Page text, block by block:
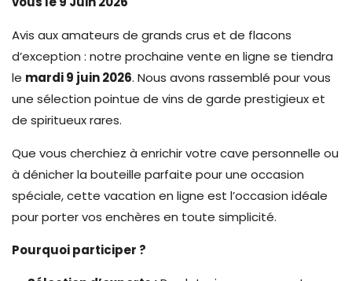
Avis aux amateurs de grands crus et de flacons
d’exception : notre prochaine vente en ligne se tiendra
le mardi 9 juin 2026. Nous avons rassemblé pour vous
une sélection pointue de vins de garde prestigieux et
de spiritueux rares.
Que vous cherchiez à enrichir votre cave personnelle ou
à dénicher la bouteille parfaite pour une occasion
spéciale, cette vacation en ligne est l’occasion idéale
pour porter vos enchères en toute simplicité.
Pourquoi participer ?